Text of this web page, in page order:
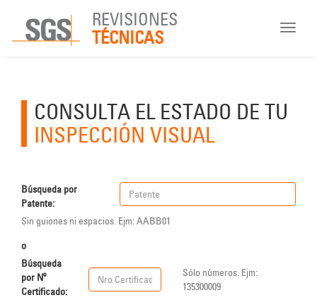
Toggle
REVISIONES
TÉCNICAS
CONSULTA EL ESTADO DE TU
INSPECCIÓN VISUAL
Búsqueda por
Patente:
Sin guiones ni espacios. Ejm: AABB01
o
Búsqueda
por Nº
Certificado:
Sólo números. Ejm:
135300009